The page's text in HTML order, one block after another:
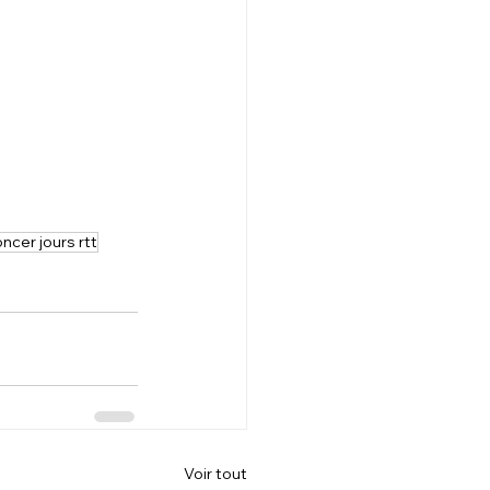
jours rtt
Voir tout